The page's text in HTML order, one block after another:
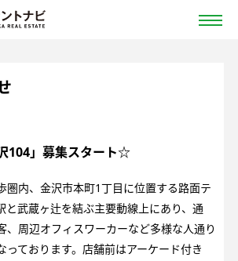
104」募集スタート☆
圏内、金沢市本町1丁目に位置する路面テ
と武蔵ヶ辻を結ぶ主要動線上にあり、通
、周辺オフィスワーカーなど多様な人通り
っております。店舗前はアーケード付き